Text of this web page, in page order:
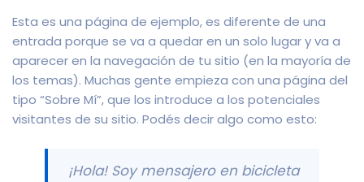
Esta es una página de ejemplo, es diferente de una
entrada porque se va a quedar en un solo lugar y va a
aparecer en la navegación de tu sitio (en la mayoría de
los temas). Muchas gente empieza con una página del
tipo “Sobre Mí”, que los introduce a los potenciales
visitantes de su sitio. Podés decir algo como esto:
¡Hola! Soy mensajero en bicicleta